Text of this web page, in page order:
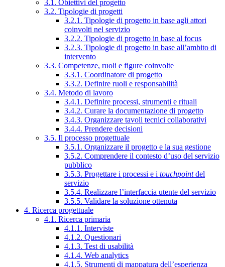
3.1. Obiettivi del progetto
3.2. Tipologie di progetti
3.2.1. Tipologie di progetto in base agli attori
coinvolti nel servizio
3.2.2. Tipologie di progetto in base al focus
3.2.3. Tipologie di progetto in base all’ambito di
intervento
3.3. Competenze, ruoli e figure coinvolte
3.3.1. Coordinatore di progetto
3.3.2. Definire ruoli e responsabilità
3.4. Metodo di lavoro
3.4.1. Definire processi, strumenti e rituali
3.4.2. Curare la documentazione di progetto
3.4.3. Organizzare tavoli tecnici collaborativi
3.4.4. Prendere decisioni
3.5. Il processo progettuale
3.5.1. Organizzare il progetto e la sua gestione
3.5.2. Comprendere il contesto d’uso del servizio
pubblico
3.5.3. Progettare i processi e i touchpointdel
servizio
3.5.4. Realizzare l’interfaccia utente del servizio
3.5.5. Validare la soluzione ottenuta
4. Ricerca progettuale
4.1. Ricerca primaria
4.1.1. Interviste
4.1.2. Questionari
4.1.3. Test di usabilità
4.1.4. Web analytics
4.1.5. Strumenti di mappatura dell’esperienza